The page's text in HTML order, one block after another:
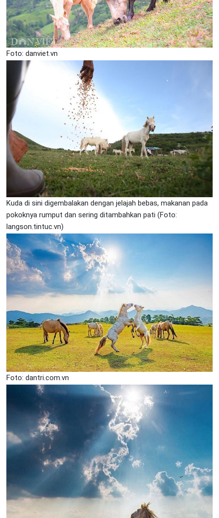
Foto: danviet.vn
Kuda di sini digembalakan dengan jelajah bebas, makanan pada
pokoknya rumput dan sering ditambahkan pati (Foto:
langson.tintuc.vn)
Foto: dantri.com.vn